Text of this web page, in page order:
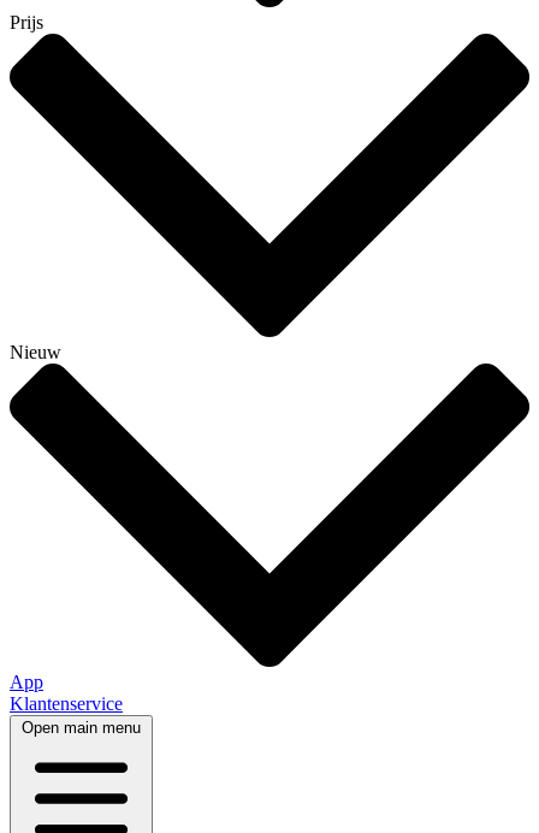
Prijs
Nieuw
App
Klantenservice
Open main menu